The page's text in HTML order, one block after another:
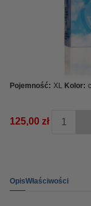
Pojemność: XL Kolor:
125,00 zł
OpisWłaściwości